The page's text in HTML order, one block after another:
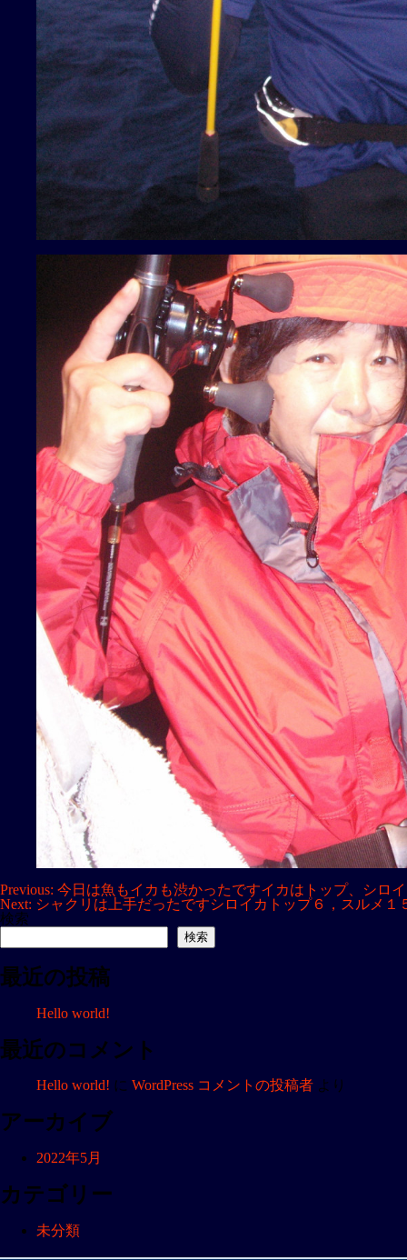
投
稿
ゲ
ョ
ン
Previous: 今日は魚もイカも渋かったですイカはトップ、シロ
Next: シャクリは上手だったですシロイカトップ６，スルメ１
検索
検索
最近の投稿
Hello world!
最近のコメント
Hello world! に WordPress コメントの投稿者 より
アーカイブ
2022年5月
カテゴリー
未分類